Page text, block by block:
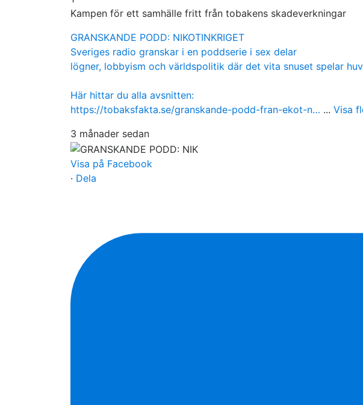
Kampen för ett samhälle fritt från tobakens skadeverkningar
GRANSKANDE PODD: NIKOTINKRIGET
Sveriges radio granskar i en poddserie i sex delar
lögner, lobbyism och världspolitik där det vita snuset spelar
Här hittar du alla avsnitten:
https://tobaksfakta.se/granskande-podd-fran-ekot-n… ... Visa
3 månader sedan
Visa på Facebook
· Dela